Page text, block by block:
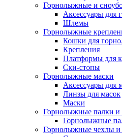
Горнолыжные и
Аксессуары
Шлемы
Горнолыжные
Кошки для
Крепления
Платформы для
Ски-стопы
Горнолыжные маски
Аксессуары для
Линзы для масок
Маски
Горнолыжные палки и
Горнолыжные
Горнолыжные чехлы и